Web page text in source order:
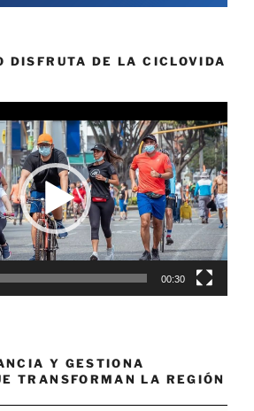
DISFRUTA DE LA CICLOVIDA
00:30
Y GESTIONA
TRANSFORMAN LA REGIÓN